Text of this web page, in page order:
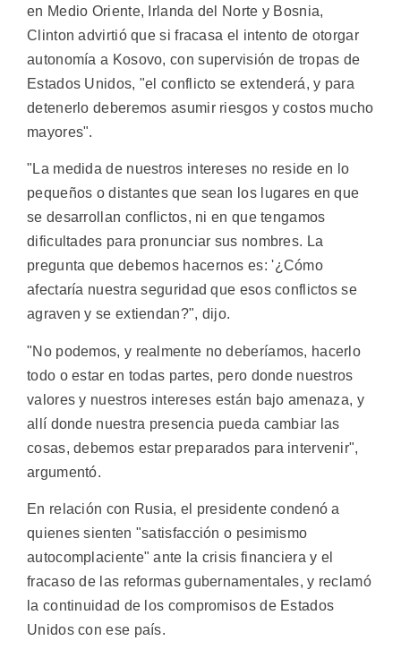
en Medio Oriente, Irlanda del Norte y Bosnia,
Clinton advirtió que si fracasa el intento de otorgar
autonomía a Kosovo, con supervisión de tropas de
Estados Unidos, "el conflicto se extenderá, y para
detenerlo deberemos asumir riesgos y costos mucho
mayores".
"La medida de nuestros intereses no reside en lo
pequeños o distantes que sean los lugares en que
se desarrollan conflictos, ni en que tengamos
dificultades para pronunciar sus nombres. La
pregunta que debemos hacernos es: '¿Cómo
afectaría nuestra seguridad que esos conflictos se
agraven y se extiendan?", dijo.
"No podemos, y realmente no deberíamos, hacerlo
todo o estar en todas partes, pero donde nuestros
valores y nuestros intereses están bajo amenaza, y
allí donde nuestra presencia pueda cambiar las
cosas, debemos estar preparados para intervenir",
argumentó.
En relación con Rusia, el presidente condenó a
quienes sienten "satisfacción o pesimismo
autocomplaciente" ante la crisis financiera y el
fracaso de las reformas gubernamentales, y reclamó
la continuidad de los compromisos de Estados
Unidos con ese país.